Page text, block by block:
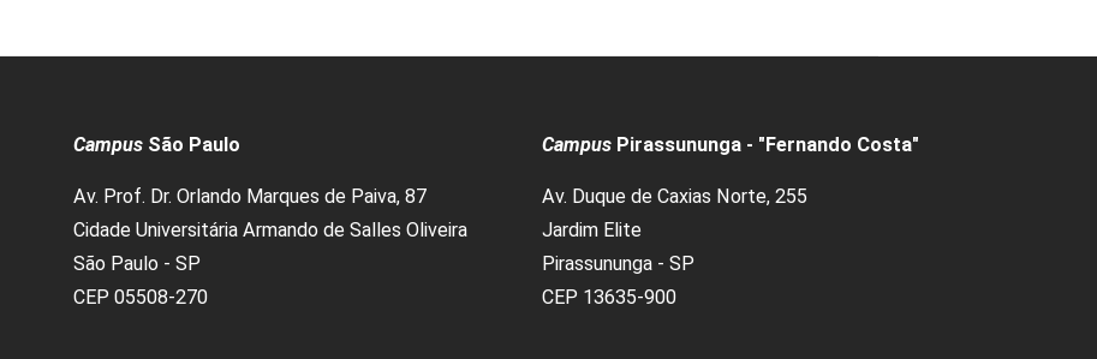
Campus São Paulo
Av. Prof. Dr. Orlando Marques de Paiva, 87
Cidade Universitária Armando de Salles Oliveira
São Paulo - SP
CEP 05508-270
Campus Pirassununga - "Fernando Costa"
Av. Duque de Caxias Norte, 255
Jardim Elite
Pirassununga - SP
CEP 13635-900